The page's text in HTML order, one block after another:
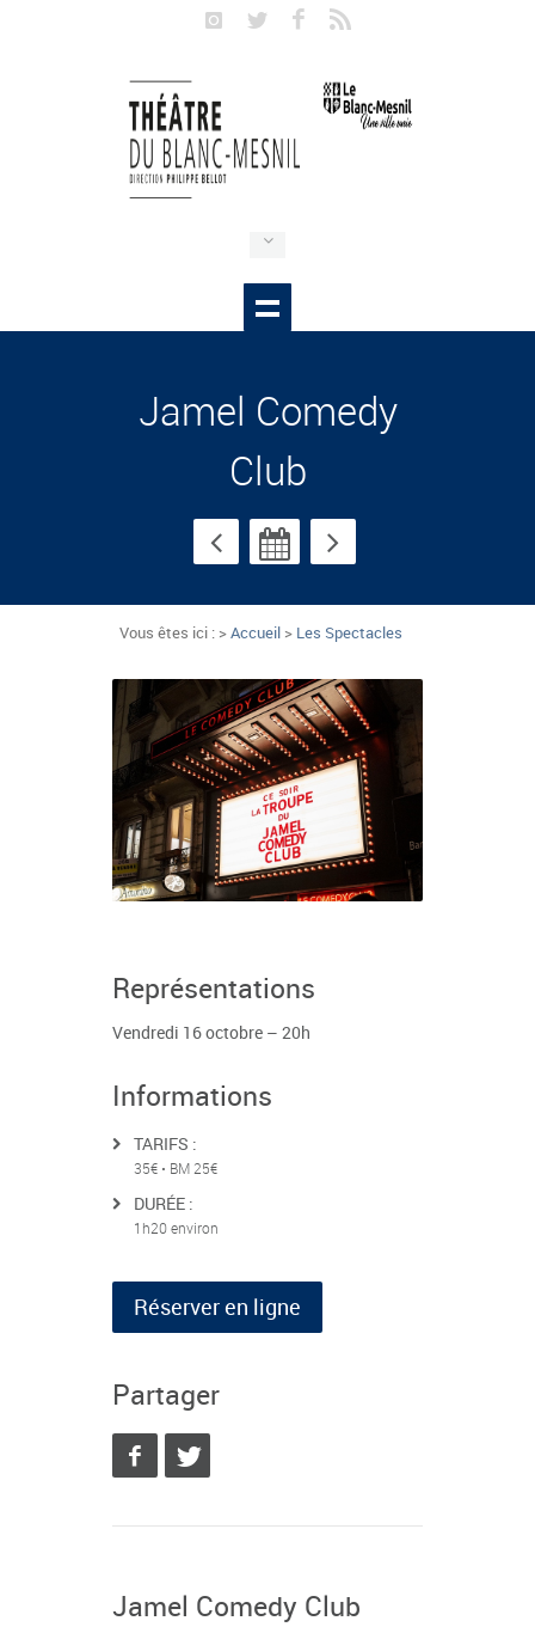
Jamel Comedy
Club
Vous êtes ici : >Accueil > Les Spectacles
Représentations
Vendredi 16 octobre – 20h
Informations
TARIFS :
35€ • BM 25€
DURÉE :
1h20 environ
Réserver en ligne
Partager
Jamel Comedy Club